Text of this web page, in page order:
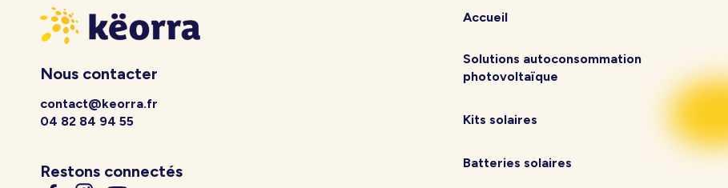
Nous contacter
contact@keorra.fr
04 82 84 94 55
Restons connectés
Accueil
Solutions autoconsommation
photovoltaïque
Kits solaires
Batteries solaires